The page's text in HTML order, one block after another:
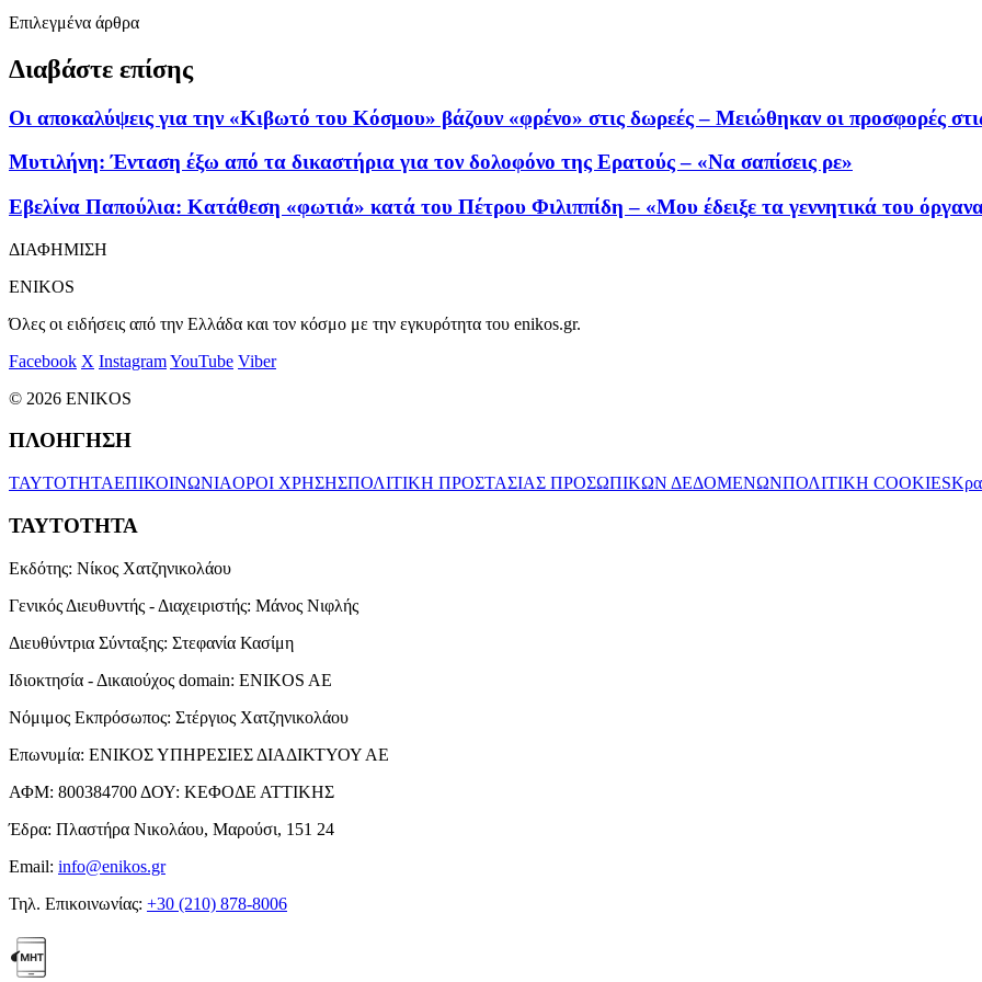
Επιλεγμένα άρθρα
Διαβάστε επίσης
Οι αποκαλύψεις για την «Κιβωτό του Κόσμου» βάζουν «φρένο» στις δωρεές – Μειώθηκαν οι προσφορές
Μυτιλήνη: Ένταση έξω από τα δικαστήρια για τον δολοφόνο της Ερατούς – «Να σαπίσεις ρε»
Εβελίνα Παπούλια: Κατάθεση «φωτιά» κατά του Πέτρου Φιλιππίδη – «Μου έδειξε τα γεννητικά του
ΔΙΑΦΗΜΙΣΗ
ENIKOS
Όλες οι ειδήσεις από την Ελλάδα και τον κόσμο με την εγκυρότητα του enikos.gr.
Facebook X InstagramYouTube Viber
© 2026 ENIKOS
ΠΛΟΗΓΗΣΗ
ΤΑΥΤΟΤΗΤΑΕΠΙΚΟΙΝΩΝΙΑΟΡΟΙ ΧΡΗΣΗΣΠΟΛΙΤΙΚΗ ΠΡΟΣΤΑΣΙΑΣ ΠΡΟΣΩΠΙΚΩΝ ΔΕΔΟΜΕΝΩΝΠΟΛΙΤΙΚΗ COOKIES
ΤΑΥΤΟΤΗΤΑ
Εκδότης: Νίκος Χατζηνικολάου
Γενικός Διευθυντής - Διαχειριστής: Μάνος Νιφλής
Διευθύντρια Σύνταξης: Στεφανία Κασίμη
Ιδιοκτησία - Δικαιούχος domain: ENIKOS AE
Νόμιμος Εκπρόσωπος: Στέργιος Χατζηνικολάου
Επωνυμία: ΕΝΙΚΟΣ ΥΠΗΡΕΣΙΕΣ ΔΙΑΔΙΚΤΥΟΥ ΑΕ
ΑΦΜ: 800384700 ΔΟΥ: ΚΕΦΟΔΕ ΑΤΤΙΚΗΣ
Έδρα: Πλαστήρα Νικολάου, Μαρούσι, 151 24
Email: info@enikos.gr
Τηλ. Επικοινωνίας: +30 (210) 878-8006